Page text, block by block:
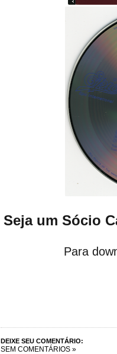
Seja um Sócio
Para
DEIXE SEU COMENTÁRIO:
SEM COMENTÁRIOS »